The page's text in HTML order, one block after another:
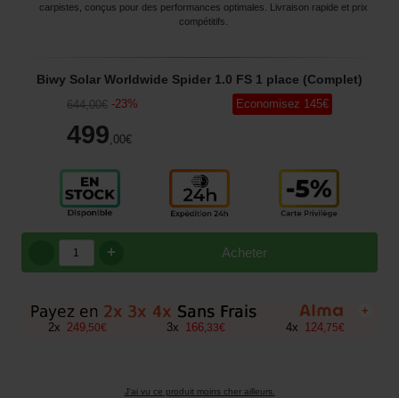
carpistes, conçus pour des performances optimales. Livraison rapide et prix
compétitifs.
Biwy Solar Worldwide Spider 1.0 FS 1 place (Complet)
644,00€ -23%
499 ,00€
Economisez 145€
Acheter
+
+
2x 249 50€ 3x 166 33€ 4x 124, 75€
J'ai vu ce produit moins cher ailleurs.